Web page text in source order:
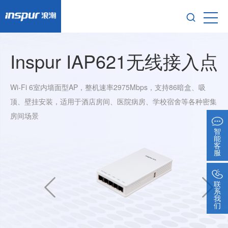
Inspur IAP621无线接入点
Wi-Fi 6室内墙面型AP，整机速率2975Mbps，支持86暗盒、吸
顶、壁挂安装，适用于酒店房间、医院病房、学校宿舍等各种密集
房间场景
智
能
客
服
联
系
我
们